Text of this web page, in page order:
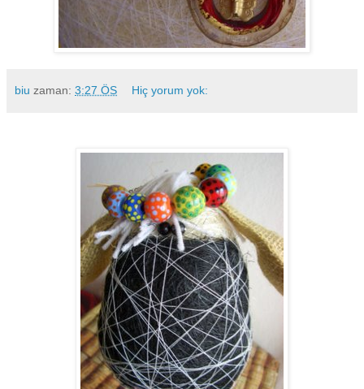
biu zaman: 3:27 ÖS Hiç yorum yok: